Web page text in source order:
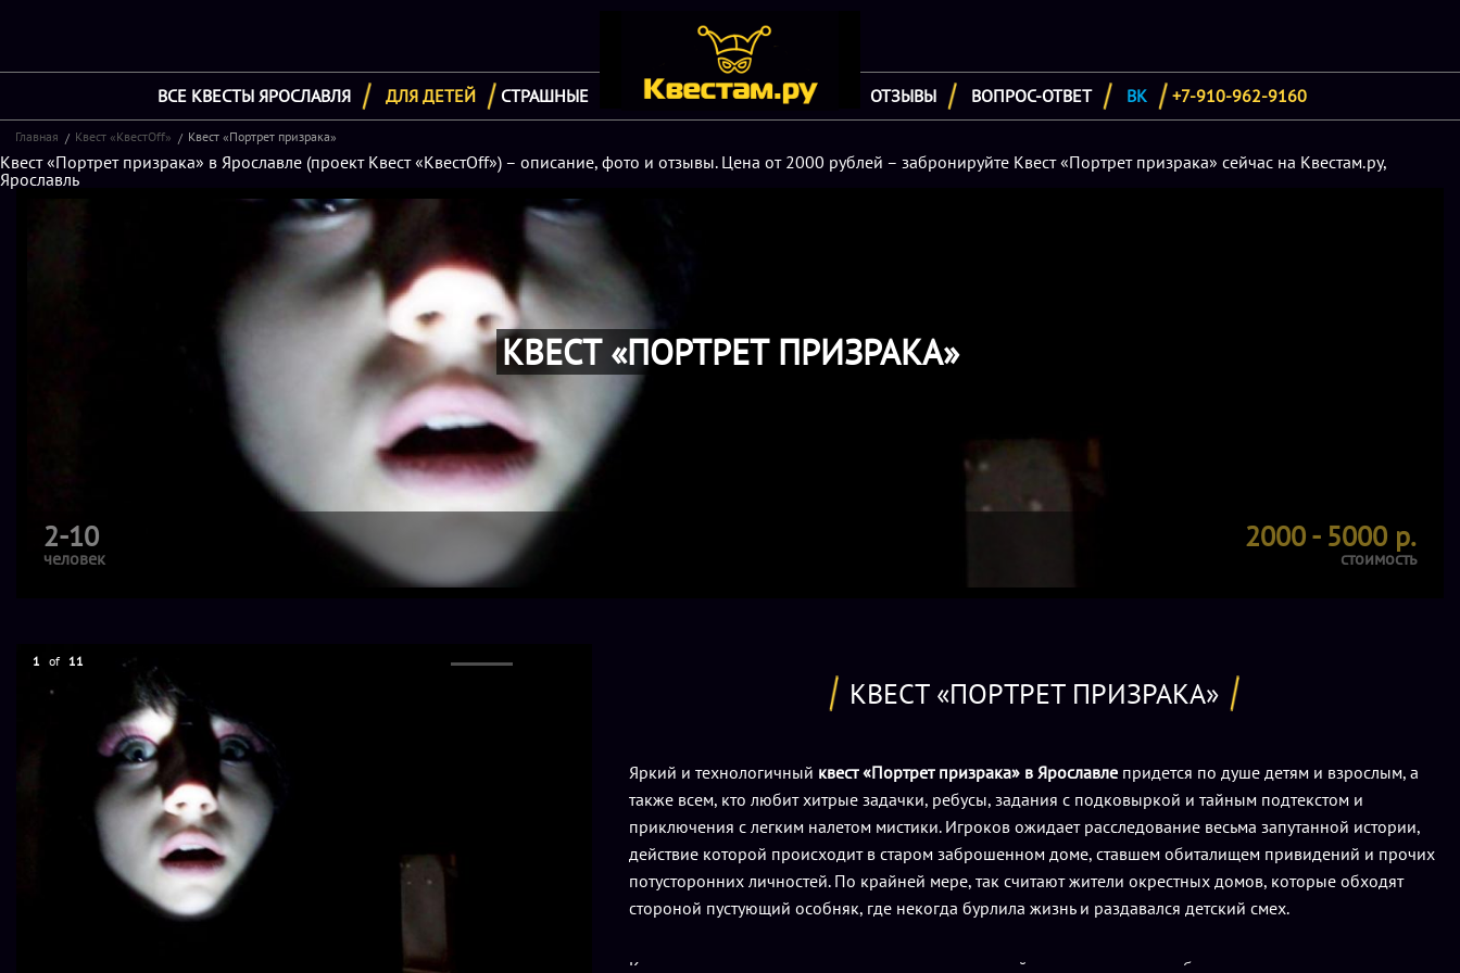
ВСЕ КВЕСТЫ ЯРОСЛАВЛЯ ДЛЯ ДЕТЕЙ СТРАШНЫЕ ОТЗЫВЫ ВОПРОС-ОТВЕТ ВК +7-910-962-9160
Главная Квест «КвестOff» Квест «Портрет призрака»
Квест «Портрет призрака» в Ярославле (проект Квест «КвестOff») – описание, фото и отзывы. Цена от 2000 рублей – забронируйте Квест «Портрет призрака» сейчас на Квестам.ру,
Ярославль
КВЕСТ «ПОРТРЕТ ПРИЗРАКА»
2-10
человек
2000 - 5000 р.
стоимость
1 of 11
КВЕСТ «ПОРТРЕТ ПРИЗРАКА»
Яркий и технологичный квест «Портрет призрака» в Ярославле придется по душе детям и взрослым, а
также всем, кто любит хитрые задачки, ребусы, задания с подковыркой и тайным подтекстом и
приключения с легким налетом мистики. Игроков ожидает расследование весьма запутанной истории,
действие которой происходит в старом заброшенном доме, ставшем обиталищем привидений и прочих
потусторонних личностей. По крайней мере, так считают жители окрестных домов, которые обходят
стороной пустующий особняк, где некогда бурлила жизнь и раздавался детский смех.
Кстати, о веселых детях: главная задача проникшей в пустую комнату заброшенного дома команды